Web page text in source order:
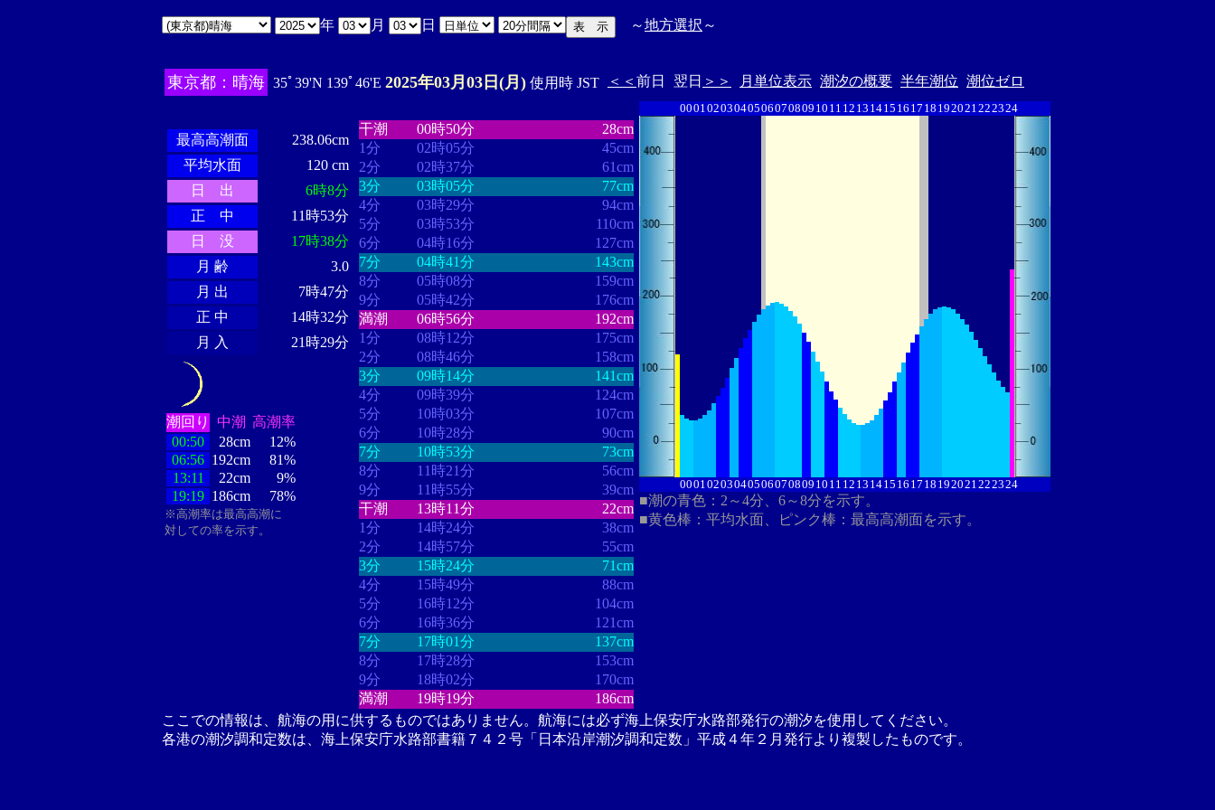
年 月 日 ～地方選択 ～
東京都：晴海 35ﾟ39'N 139ﾟ46'E 2025年03月03日(月) 使用時 JST ＜＜ 前日 翌日 ＞＞ 月単位表示 潮汐の概要 半年潮位 潮位ゼロ
最高高潮面
238.06cm
平均水面
120 cm
日 出
6時8分
正 中
11時53分
日 没
17時38分
月 齢
3.0
月 出
7時47分
正 中
14時32分
月 入
21時29分
潮回り 中潮 高潮率
00:50
28cm
12%
06:56 192cm
81%
13:11
22cm
9%
19:19 186cm 78%
※高潮率は最高高潮に
対しての率を示す。
干潮
00時50分
28cm
1分
02時05分
45cm
2分
02時37分
61cm
3分
03時05分
77cm
4分
03時29分
94cm
5分
03時53分
110cm
6分
04時16分
127cm
7分
04時41分
143cm
8分
05時08分
159cm
9分
05時42分
176cm
満潮
06時56分
192cm
1分
08時12分
175cm
2分
08時46分
158cm
3分
09時14分
141cm
4分
09時39分
124cm
5分
10時03分
107cm
6分
10時28分
90cm
7分
10時53分
73cm
8分
11時21分
56cm
9分
11時55分
39cm
干潮
13時11分
22cm
1分
14時24分
38cm
2分
14時57分
55cm
3分
15時24分
71cm
4分
15時49分
88cm
5分
16時12分
104cm
6分
16時36分
121cm
7分
17時01分
137cm
8分
17時28分
153cm
9分
18時02分
170cm
満潮
19時19分 186cm
00010203040506070809 10 11 12 13 1415 16 17 18 192021222324
00010203040506070809 10 11 12 13 1415 16 17 18 192021222324
■潮の青色：2～4分、6～8分を示す。
■黄色棒：平均水面、ピンク棒：最高高潮面を示す。
ここでの情報は、航海の用に供するものではありません。航海には必ず海上保安庁水路部発行の潮汐を使用してください。
各港の潮汐調和定数は、海上保安庁水路部書籍７４２号「日本沿岸潮汐調和定数」平成４年２月発行より複製したものです。